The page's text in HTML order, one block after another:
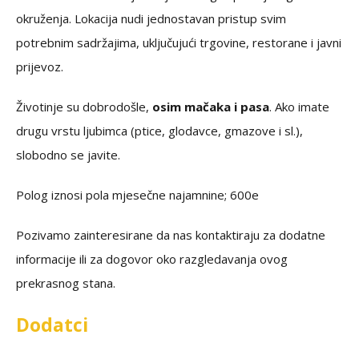
okruženja. Lokacija nudi jednostavan pristup svim
potrebnim sadržajima, uključujući trgovine, restorane i javni
prijevoz.
Životinje su dobrodošle, osim mačaka i pasa. Ako imate
drugu vrstu ljubimca (ptice, glodavce, gmazove i sl.),
slobodno se javite.
Polog iznosi pola mjesečne najamnine; 600e
Pozivamo zainteresirane da nas kontaktiraju za dodatne
informacije ili za dogovor oko razgledavanja ovog
prekrasnog stana.
Dodatci